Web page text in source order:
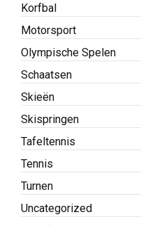
Korfbal
Motorsport
Olympische Spelen
Schaatsen
Skieën
Skispringen
Tafeltennis
Tennis
Turnen
Uncategorized